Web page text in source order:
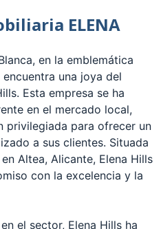
ELENA
en la emblemática
una joya del
Esta empresa se ha
en el mercado local,
privilegiada para ofrecer un
a sus clientes. Situada
Altea, Alicante, Elena Hills
con la excelencia y la
el sector, Elena Hills ha